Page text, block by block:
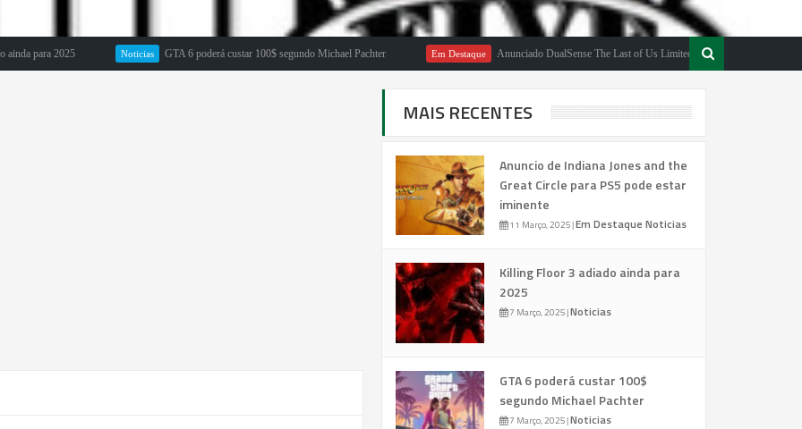
2025 GTA 6 poderá custar 100$ segundo Michael Pachter Em Destaque Anunciado DualSense The Last of Us Limited Edition
MAIS RECENTES
Anuncio de Indiana Jones and the
Great Circle para PS5 pode estar
iminente
11 Março, 2025|Em Destaque Noticias
Killing Floor 3 adiado ainda para
2025
7 Março, 2025|Noticias
GTA 6 poderá custar 100$
segundo Michael Pachter
7 Março, 2025|Noticias